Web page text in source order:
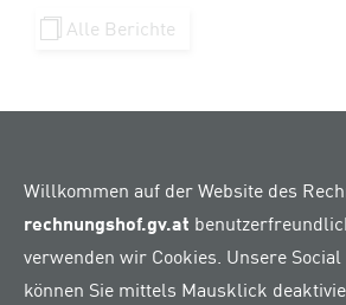
Willkommen auf der Website des
rechnungshof.gv.at
verwenden wir Cookies. Unsere
können Sie mittels Mausklick
Alle Berichte
Danke für Ihr Interesse an unseren